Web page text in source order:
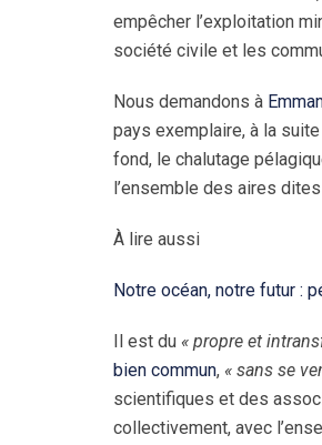
empêcher l’exploitation
société civile et les
Nous demandons à
pays exemplaire, à la
fond, le chalutage
l’ensemble des aires
À lire aussi
Notre océan, notre futur :
Il est du « propre et
bien commun, « sans se
scientifiques et des
collectivement, avec